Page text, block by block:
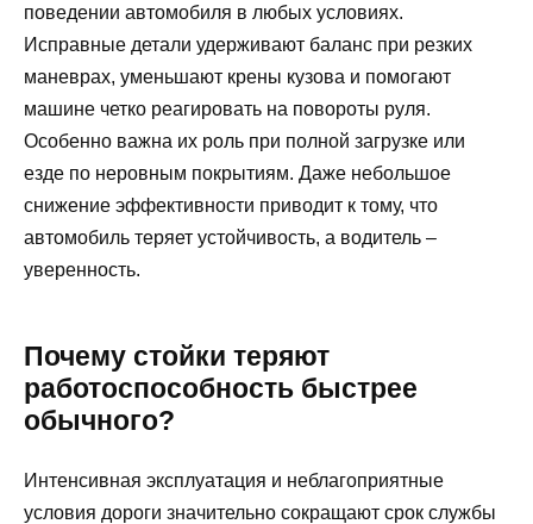
поведении автомобиля в любых условиях.
Исправные детали удерживают баланс при резких
маневрах, уменьшают крены кузова и помогают
машине четко реагировать на повороты руля.
Особенно важна их роль при полной загрузке или
езде по неровным покрытиям. Даже небольшое
снижение эффективности приводит к тому, что
автомобиль теряет устойчивость, а водитель –
уверенность.
Почему стойки теряют
работоспособность быстрее
обычного?
Интенсивная эксплуатация и неблагоприятные
условия дороги значительно сокращают срок службы